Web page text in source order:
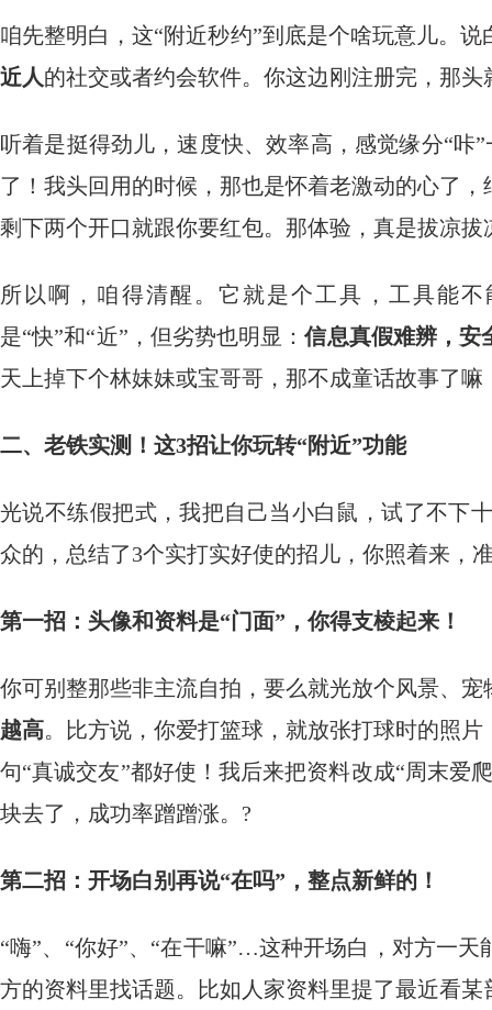
咱先整明白，这“附近秒约”到底是个啥玩意儿。说
近人的社交或者约会软件。你这边刚注册完，那
听着是挺得劲儿，速度快、效率高，感觉缘分“咔
了！我头回用的时候，那也是怀着老激动的心了
剩下两个开口就跟你要红包。那体验，真是拔凉拔
所以啊，咱得清醒。它就是个工具，工具能
是“快”和“近”，但劣势也明显：信息真假难辨，安
天上掉下个林妹妹或宝哥哥，那不成童话故事了嘛
二、老铁实测！这3招让你玩转“附近”功能
光说不练假把式，我把自己当小白鼠，试了不下
众的，总结了3个实打实好使的招儿，你照着来，
第一招：头像和资料是“门面”，你得支棱起来！
你可别整那些非主流自拍，要么就光放个风景、宠
越高。比方说，你爱打篮球，就放张打球时的照
句“真诚交友”都好使！我后来把资料改成“周末爱
块去了，成功率蹭蹭涨。?
第二招：开场白别再说“在吗”，整点新鲜的！
“嗨”、“你好”、“在干嘛”…这种开场白，对方一
方的资料里找话题。比如人家资料里提了最近看